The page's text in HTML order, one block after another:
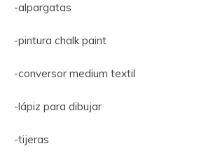
-alpargatas
-pintura chalk paint
-conversor medium textil
-lápiz para dibujar
-tijeras